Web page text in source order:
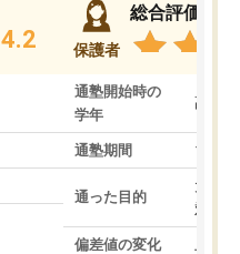
4.2 保護者
総合評価
通塾開始時の
学年
高3
通塾期間 1～3
通った目的
大学
対策
偏差値の変化